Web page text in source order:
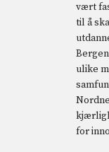
vært
til å
ulike
for